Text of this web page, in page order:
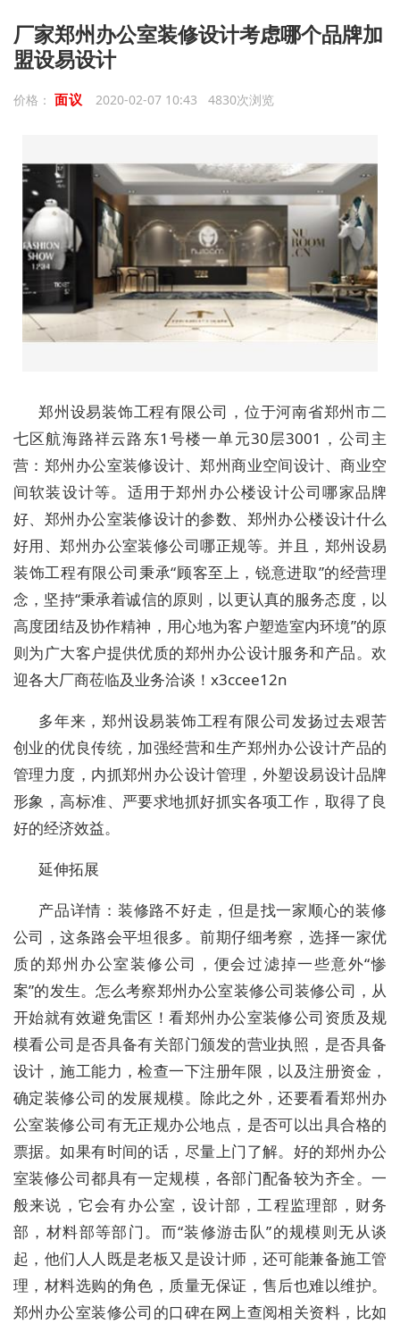
厂家郑州办公室装修设计考虑哪个品牌加
盟设易设计
价格： 面议 2020-02-07 10:43 4830次浏览
郑州设易装饰工程有限公司，位于河南省郑州市二
七区航海路祥云路东1号楼一单元30层3001，公司主
营：郑州办公室装修设计、郑州商业空间设计、商业空
间软装设计等。适用于郑州办公楼设计公司哪家品牌
好、郑州办公室装修设计的参数、郑州办公楼设计什么
好用、郑州办公室装修公司哪正规等。并且，郑州设易
装饰工程有限公司秉承“顾客至上，锐意进取”的经营理
念，坚持“秉承着诚信的原则，以更认真的服务态度，以
高度团结及协作精神，用心地为客户塑造室内环境”的原
则为广大客户提供优质的郑州办公设计服务和产品。欢
迎各大厂商莅临及业务洽谈！x3ccee12n
多年来，郑州设易装饰工程有限公司发扬过去艰苦
创业的优良传统，加强经营和生产郑州办公设计产品的
管理力度，内抓郑州办公设计管理，外塑设易设计品牌
形象，高标准、严要求地抓好抓实各项工作，取得了良
好的经济效益。
延伸拓展
产品详情：装修路不好走，但是找一家顺心的装修
公司，这条路会平坦很多。前期仔细考察，选择一家优
质的郑州办公室装修公司，便会过滤掉一些意外“惨
案”的发生。怎么考察郑州办公室装修公司装修公司，从
开始就有效避免雷区！看郑州办公室装修公司资质及规
模看公司是否具备有关部门颁发的营业执照，是否具备
设计，施工能力，检查一下注册年限，以及注册资金，
确定装修公司的发展规模。除此之外，还要看看郑州办
公室装修公司有无正规办公地点，是否可以出具合格的
票据。如果有时间的话，尽量上门了解。好的郑州办公
室装修公司都具有一定规模，各部门配备较为齐全。一
般来说，它会有办公室，设计部，工程监理部，财务
部，材料部等部门。而“装修游击队”的规模则无从谈
起，他们人人既是老板又是设计师，还可能兼备施工管
理，材料选购的角色，质量无保证，售后也难以维护。
郑州办公室装修公司的口碑在网上查阅相关资料，比如